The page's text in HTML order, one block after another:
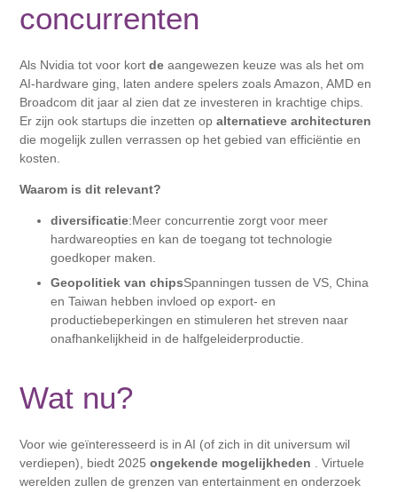
concurrenten
Als Nvidia tot voor kortde aangewezen keuze was als het om
AI-hardware ging, laten andere spelers zoals Amazon, AMD en
Broadcom dit jaar al zien dat ze investeren in krachtige chips.
Er zijn ook startups die inzetten opalternatieve architecturen
die mogelijk zullen verrassen op het gebied van efficiëntie en
kosten.
Waarom is dit relevant?
diversificatie:Meer concurrentie zorgt voor meer
hardwareopties en kan de toegang tot technologie
goedkoper maken.
Geopolitiek van chipsSpanningen tussen de VS, China
en Taiwan hebben invloed op export- en
productiebeperkingen en stimuleren het streven naar
onafhankelijkheid in de halfgeleiderproductie.
Wat nu?
Voor wie geïnteresseerd is in AI (of zich in dit universum wil
verdiepen), biedt 2025ongekende mogelijkheden . Virtuele
werelden zullen de grenzen van entertainment en onderzoek